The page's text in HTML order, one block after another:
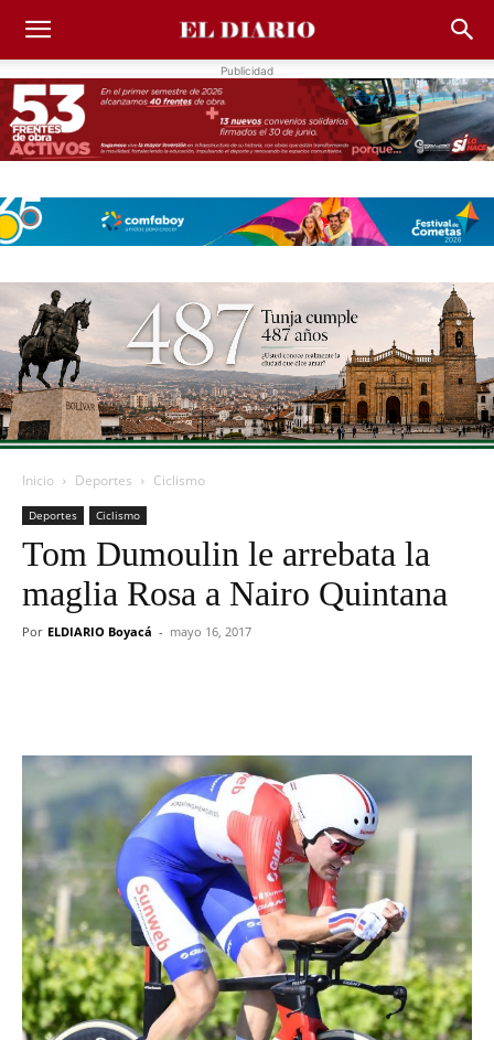
Publicidad
Inicio Deportes Ciclismo
Deportes Ciclismo
Tom Dumoulin le arrebata la
maglia Rosa a Nairo Quintana
Por ELDIARIO Boyacá - mayo 16, 2017